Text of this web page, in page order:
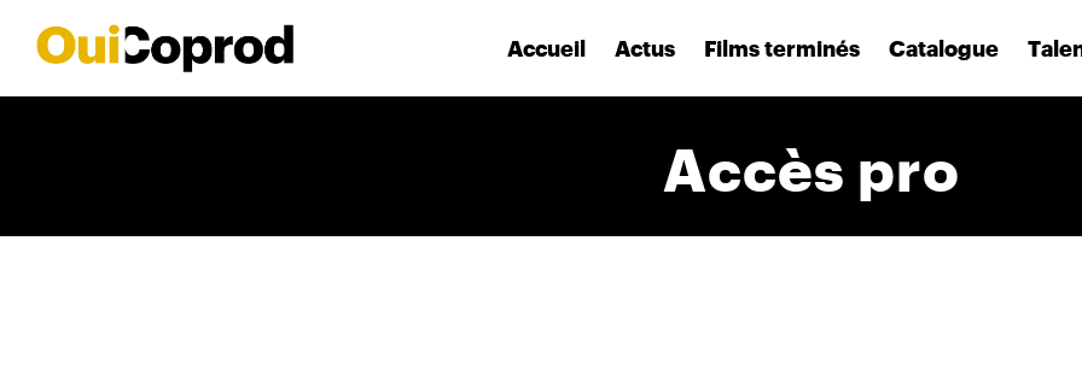
Accueil Actus Films terminés Catalogue
Accès pro